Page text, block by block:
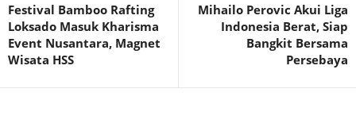
Festival Bamboo Rafting
Loksado Masuk Kharisma
Event Nusantara, Magnet
Wisata HSS
Mihailo Perovic Akui Liga
Indonesia Berat, Siap
Bangkit Bersama
Persebaya